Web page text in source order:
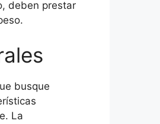
deben prestar
busque
La